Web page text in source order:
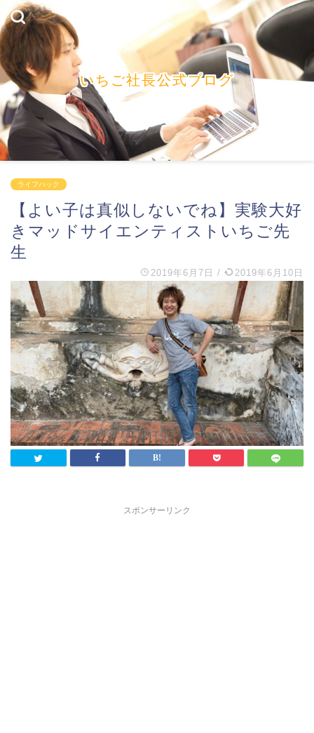
いちご社長公式ブログ
ライフハック
【よい子は真似しないでね】実験大好
きマッドサイエンティストいちご先
生
2019年6月7日 / 2019年6月10日
スポンサーリンク